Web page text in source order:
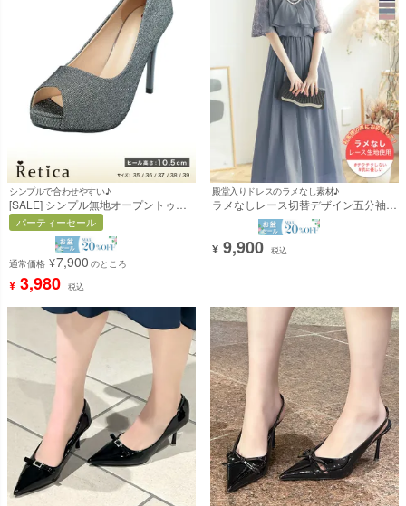
シンプルで合わせやすい♪
[SALE] シンプル無地オープントゥパ
ンプス (シルバー) (10.5cmヒール)
[Retica/レティカ]
パーティーセール
通常価格 ¥7,900のところ
¥ 3,980 税込
殿堂入りドレスのラメなし素材♪
ラメなしレース切替デザイン五分袖シ
フォンフレアロングスカート結婚式パ
ーティードレス [Retica/レティカ]
¥ 9,900 税込